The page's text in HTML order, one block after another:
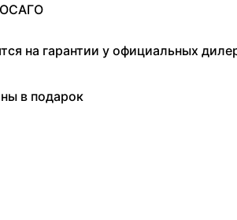
на гарантии у официальных
в подарок